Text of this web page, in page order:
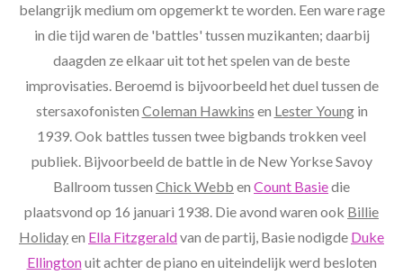
belangrijk medium om opgemerkt te worden. Een ware rage
in die tijd waren de 'battles' tussen muzikanten; daarbij
daagden ze elkaar uit tot het spelen van de beste
improvisaties. Beroemd is bijvoorbeeld het duel tussen de
stersaxofonisten Coleman Hawkins en Lester Youngin
1939. Ook battles tussen twee bigbands trokken veel
publiek. Bijvoorbeeld de battle in de New Yorkse Savoy
Ballroom tussen Chick Webb en Count Basiedie
plaatsvond op 16 januari 1938. Die avond waren ook Billie
Holidayen Ella Fitzgeraldvan de partij, Basie nodigde Duke
Ellingtonuit achter de piano en uiteindelijk werd besloten